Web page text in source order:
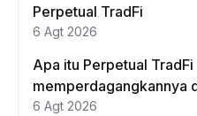
Perpetual TradFi
6 Agt 2026
Apa itu Perpetual
memperdagangkannya
6 Agt 2026